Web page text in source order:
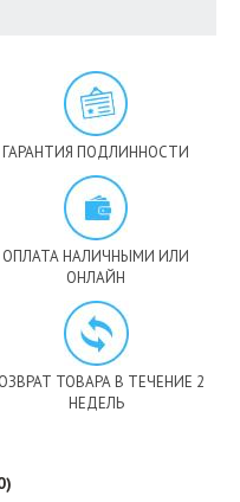
ГАРАНТИЯ ПОДЛИННОСТИ
ОПЛАТА НАЛИЧНЫМИ ИЛИ
ОНЛАЙН
ТОВАРА В ТЕЧЕНИЕ 2
НЕДЕЛЬ